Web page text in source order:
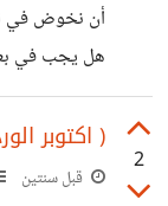
أو حتى سيئة
أن نخوض في
هل يجب في
بالرغم من
الثقافة
لا سيما إذا
2
( اكتوبر
قبل سنتين